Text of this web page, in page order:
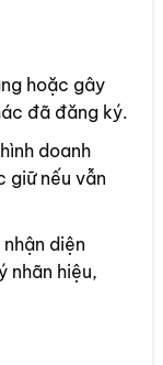
hoặc gây
đã đăng ký.
doanh
giữ nếu vẫn
diện
nhãn hiệu,